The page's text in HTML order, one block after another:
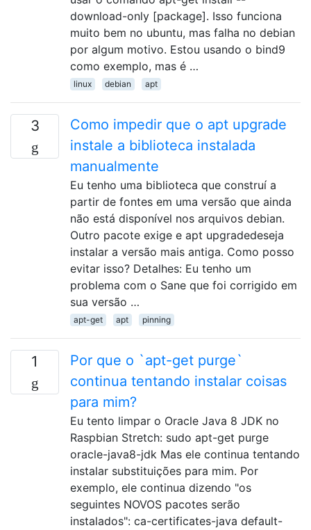
download-only [package]. Isso funciona
muito bem no ubuntu, mas falha no debian
por algum motivo. Estou usando o bind9
como exemplo, mas é …
linux debian apt
3
Como impedir que o apt upgrade
instale a biblioteca instalada
manualmente
Eu tenho uma biblioteca que construí a
partir de fontes em uma versão que ainda
não está disponível nos arquivos debian.
Outro pacote exige e apt upgradedeseja
instalar a versão mais antiga. Como posso
evitar isso? Detalhes: Eu tenho um
problema com o Sane que foi corrigido em
sua versão …
apt-get apt pinning
1
Por que o `apt-get purge`
continua tentando instalar coisas
para mim?
Eu tento limpar o Oracle Java 8 JDK no
Raspbian Stretch: sudo apt-get purge
oracle-java8-jdk Mas ele continua tentando
instalar substituições para mim. Por
exemplo, ele continua dizendo "os
seguintes NOVOS pacotes serão
instalados": ca-certificates-java default-